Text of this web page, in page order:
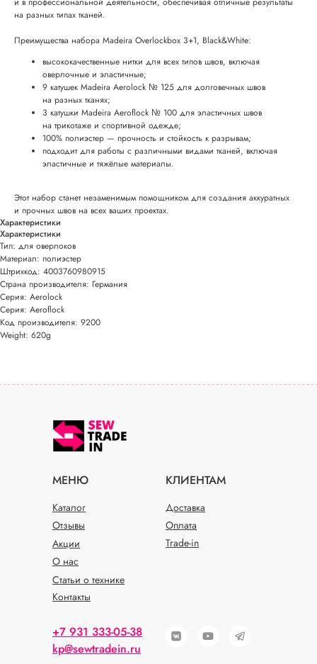
на разных типах тканей.
Преимущества набора Madeira Overlockbox 3+1, Black&White:
высококачественные нитки для всех типов швов, включая
оверлочные и эластичные;
9 катушек Madeira Aerolock № 125 для долговечных швов
на разных тканях;
3 катушки Madeira Aeroflock № 100 для эластичных швов
на трикотаже и спортивной одежде;
100% полиэстер — прочность и стойкость к разрывам;
подходит для работы с различными видами тканей, включая
эластичные и тяжёлые материалы.
Этот набор станет незаменимым помощником для создания аккуратных
и прочных швов на всех ваших проектах.
Характеристики
Характеристики
Тип: для оверлоков
Материал: полиэстер
Штрихкод: 4003760980915
Страна производителя: Германия
Серия: Aerolock
Серия: Aeroflock
Код производителя: 9200
Weight: 620g
МЕНЮ КЛИЕНТАМ
Каталог
О нас
Доставка
Статьи о технике
Оплата
Отзывы
Акции
Контакты
Trade-in
+7 931 333-05-38
kp@sewtradein.ru